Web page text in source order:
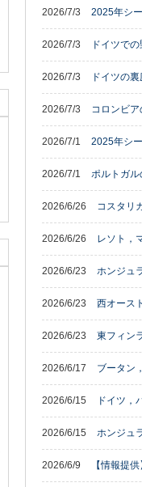
2026/7/3 2025年シ
2026/7/3 ドイツで
2026/7/3 ドイツの
2026/7/3 コロンビ
2026/7/1 2025年シ
2026/7/1 ポルトガ
2026/6/26 コスタリ
2026/6/26 レソト，
2026/6/23 ホンジュ
2026/6/23 西オース
2026/6/23 東フィン
2026/6/17 ブータン
2026/6/15 ドイツ，
2026/6/15 ホンジュ
2026/6/9 【情報提